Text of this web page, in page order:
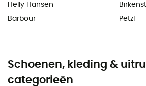
Helly Hansen
Barbour
Petzl
Schoenen, kleding &
categorieën